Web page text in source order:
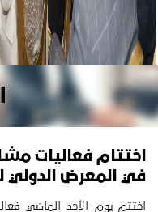
اختتام فعاليات
في المعرض الدولي
اختتم يوم الأحد الماضي